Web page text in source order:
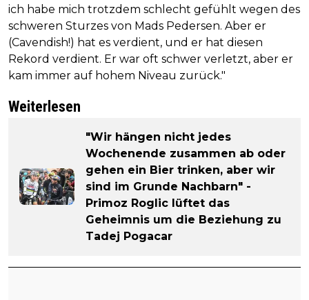
ich habe mich trotzdem schlecht gefühlt wegen des
schweren Sturzes von Mads Pedersen. Aber er
(Cavendish!) hat es verdient, und er hat diesen
Rekord verdient. Er war oft schwer verletzt, aber er
kam immer auf hohem Niveau zurück."
Weiterlesen
"Wir hängen nicht jedes
Wochenende zusammen ab oder
gehen ein Bier trinken, aber wir
sind im Grunde Nachbarn" -
Primoz Roglic lüftet das
Geheimnis um die Beziehung zu
Tadej Pogacar